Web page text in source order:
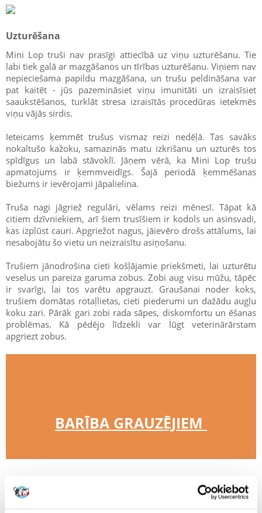
Uzturēšana
Mini Lop truši nav prasīgi attiecībā uz viņu uzturēšanu. Tie
labi tiek galā ar mazgāšanos un tīrības uzturēšanu. Viņiem nav
nepieciešama papildu mazgāšana, un trušu peldināšana var
pat kaitēt - jūs pazemināsiet viņu imunitāti un izraisīsiet
saaukstēšanos, turklāt stresa izraisītās procedūras ietekmēs
viņu vājās sirdis.
Ieteicams ķemmēt trušus vismaz reizi nedēļā. Tas savāks
nokaltušo kažoku, samazinās matu izkrišanu un uzturēs tos
spīdīgus un labā stāvoklī. Jāņem vērā, ka Mini Lop trušu
apmatojums ir ķemmveidīgs. Šajā periodā ķemmēšanas
biežums ir ievērojami jāpalielina.
Truša nagi jāgriež regulāri, vēlams reizi mēnesī. Tāpat kā
citiem dzīvniekiem, arī šiem trusīšiem ir kodols un asinsvadi,
kas izplūst cauri. Apgriežot nagus, jāievēro drošs attālums, lai
nesabojātu šo vietu un neizraisītu asiņošanu.
Trušiem jānodrošina cieti košļājamie priekšmeti, lai uzturētu
veselus un pareiza garuma zobus. Zobi aug visu mūžu, tāpēc
ir svarīgi, lai tos varētu apgrauzt. Graušanai noder koks,
trušiem domātas rotaļlietas, cieti piederumi un dažādu augļu
koku zari. Pārāk gari zobi rada sāpes, diskomfortu un ēšanas
problēmas. Kā pēdējo līdzekli var lūgt veterinārārstam
apgriezt zobus.
BARĪBA GRAUZĒJIEM
Veselība
Mini Lops, tāpat kā citi truši, ir jutīgs pret aukstumu. Tie ātri